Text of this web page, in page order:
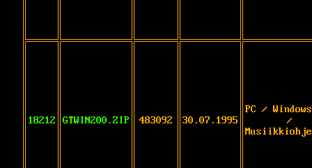
18212 GTWIN200.ZIP 483092 30.07.1995
PC /
/